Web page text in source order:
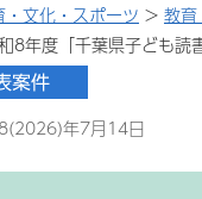
・文化・スポーツ > 教
8年度「千葉県子ども読
年7月14日